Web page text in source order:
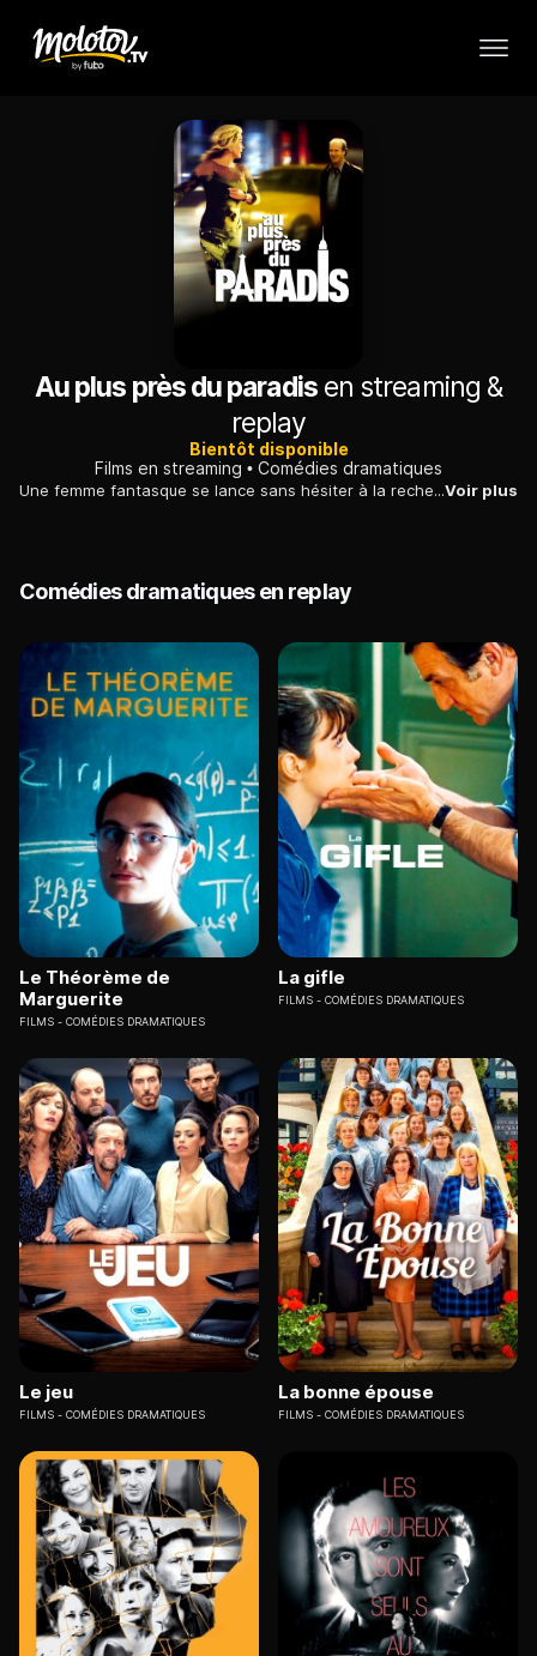
Au plus près du paradisen streaming &
replay
Bientôt disponible
Films en streaming
Comédies dramatiques
Une femme fantasque se lance sans hésiter à la recherche de son ancien amour, qui lui a donné rendez-vous en haut de l'Empire State Building.Voir plus
Comédies dramatiques en replay
Le Théorème de
Marguerite
FILMS COMÉDIES DRAMATIQUES
La gifle
FILMS COMÉDIES DRAMATIQUES
Le jeu
FILMS COMÉDIES DRAMATIQUES
La bonne épouse
FILMS COMÉDIES DRAMATIQUES